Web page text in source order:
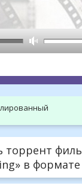
торрент
в